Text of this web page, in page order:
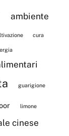
ambiente
cura
guarigione
limone
cinese